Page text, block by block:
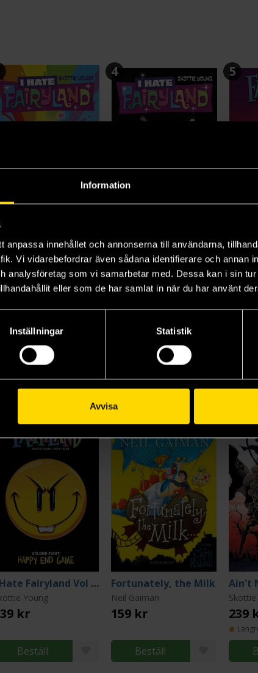
Information
anpassa innehållet och annonserna till användarna,
Vi vidarebefordrar även sådana identifierare och annan
analysföretag som vi samarbetar med. Dessa kan i sin
eller som de har samlat in när du har använt
Inställningar Statistik
Avvisa
I Hate Fairyland Vol 3: Good Girl
Young
kr
Beställ
4
I Hate Fairyland Vol 4: Sadly Never After
Skottie Young
239 kr
Längre leveranstid
Beställ
5
239
I Hate Fairyland Vol 8: Happy End Game
Young
kr
Beställ
Fortunately, the Milk
Neil Gaiman
159 kr
Beställ
Ain't
239